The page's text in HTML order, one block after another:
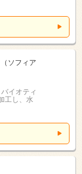
ソフィア
イオティ
工し、水